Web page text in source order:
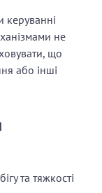
керуванні
не
що
або інші
та тяжкості